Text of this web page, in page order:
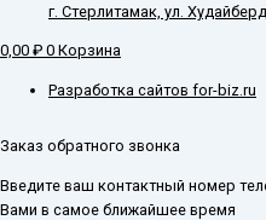
г. Стерлитамак, ул.
0,00 ₽ 0 Корзина
Разработка сайтов for-biz.ru
Заказ обратного звонка
Введите ваш контактный номер
Вами в самое ближайшее время